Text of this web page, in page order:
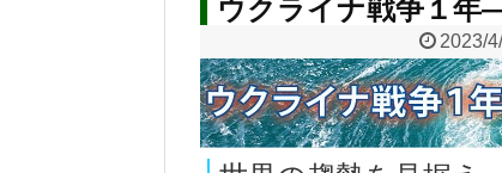
ウクライナ戦争１年
2023/